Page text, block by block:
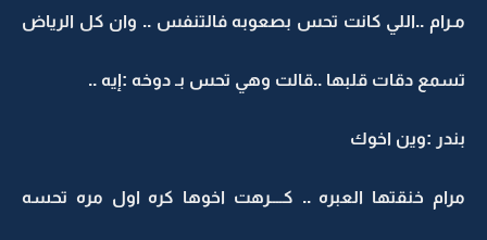
مـرام ..اللي كانت تحس بصعوبه فالتنفس .. وان كل الرياض
تسمع دقات قلبها ..قالت وهي تحس بـ دوخه :إيه ..
بندر :وين اخوك
مرام خنقتها العبره .. كــــرهت اخوها كره اول مره تحسه